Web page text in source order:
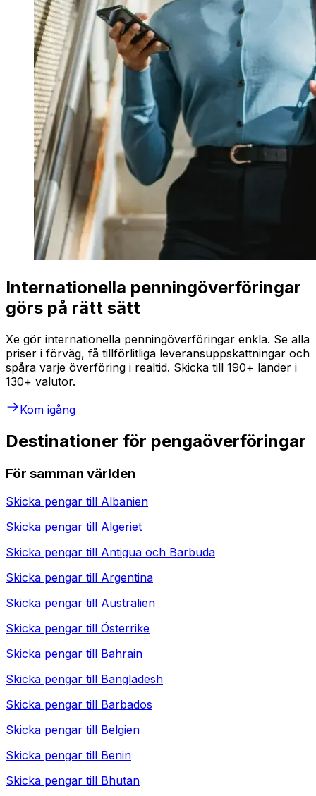
Internationella penningöverföringar
görs på rätt sätt
Xe gör internationella penningöverföringar enkla. Se alla
priser i förväg, få tillförlitliga leveransuppskattningar och
spåra varje överföring i realtid. Skicka till 190+ länder i
130+ valutor.
Kom igång
Destinationer för pengaöverföringar
För samman världen
Skicka pengar till Albanien
Skicka pengar till Algeriet
Skicka pengar till Antigua och Barbuda
Skicka pengar till Argentina
Skicka pengar till Australien
Skicka pengar till Österrike
Skicka pengar till Bahrain
Skicka pengar till Bangladesh
Skicka pengar till Barbados
Skicka pengar till Belgien
Skicka pengar till Benin
Skicka pengar till Bhutan